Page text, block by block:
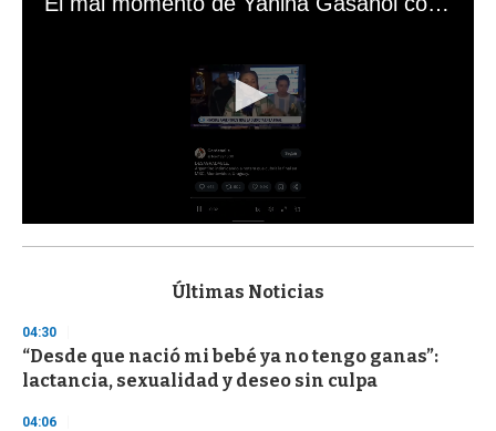
s
d
s
o
f
3
Últimas Noticias
04:30
“Desde que nació mi bebé ya no tengo ganas”:
lactancia, sexualidad y deseo sin culpa
04:06